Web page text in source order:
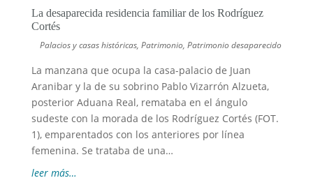
La desaparecida residencia familiar de los Rodríguez
Cortés
Palacios y casas históricas,Patrimonio,Patrimonio desaparecido
La manzana que ocupa la casa-palacio de Juan
Aranibar y la de su sobrino Pablo Vizarrón Alzueta,
posterior Aduana Real, remataba en el ángulo
sudeste con la morada de los Rodríguez Cortés (FOT.
1), emparentados con los anteriores por línea
femenina. Se trataba de una…
leer más…